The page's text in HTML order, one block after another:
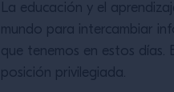
La educación y el
mundo para intercambiar
que tenemos en estos
posición privilegiada.